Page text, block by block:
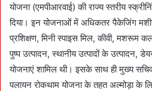
योजना (एमपीआरवाई) की राज्य स्तरीय
दिया। इन योजनाओं में अधिकतर पैकेजिंग
प्रशिक्षण, मिनी स्पाइस मिल, कीवी, मशरूम
पुष्प उत्पादन, स्थानीय उत्पादों के उत्पादन,
योजनाएं शामिल थी। इसके साथ ही मुख्य
पलायन रोकथाम योजना के तहत अल्मोड़ा के